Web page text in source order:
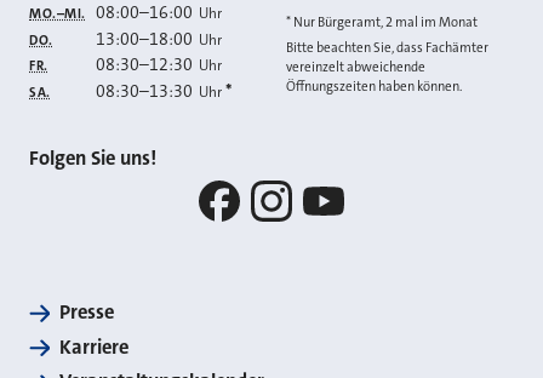
MO.–MI. 08:00–16:00 Uhr
DO. 13:00–18:00 Uhr
FR. 08:30–12:30 Uhr
SA. 08:30–13:30 Uhr *
* Nur Bürgeramt, 2 mal im Monat
Bitte beachten Sie, dass Fachämter
vereinzelt abweichende
Öffnungszeiten haben können.
Folgen Sie uns!
Presse
Karriere